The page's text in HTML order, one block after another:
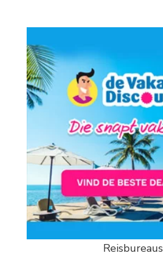
Reisbureaus